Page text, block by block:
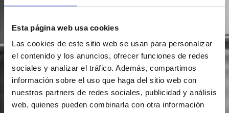
Esta página web usa cookies
Las cookies de este sitio web se usan para personalizar
el contenido y los anuncios, ofrecer funciones de redes
sociales y analizar el tráfico. Además, compartimos
información sobre el uso que haga del sitio web con
nuestros partners de redes sociales, publicidad y análisis
web, quienes pueden combinarla con otra información